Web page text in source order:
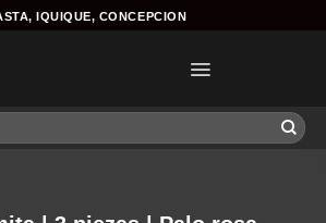
IQUIQUE, CONCEPCION